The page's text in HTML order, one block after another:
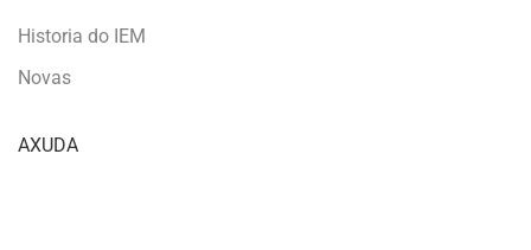
Historia do IEM
Novas
AXUDA